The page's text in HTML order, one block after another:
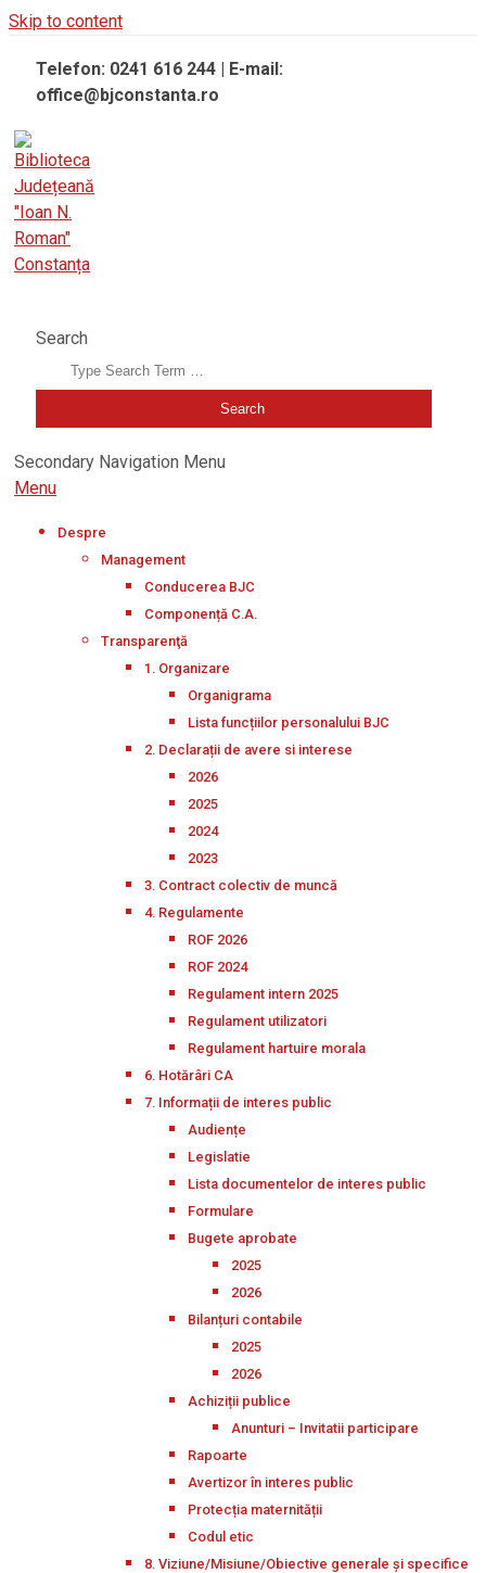
Skip to content
Telefon: 0241 616 244 | E-mail:
office@bjconstanta.ro
Search
Secondary Navigation Menu
Menu
Despre
Management
Conducerea BJC
Componență C.A.
Transparenţă
1. Organizare
Organigrama
Lista funcțiilor personalului BJC
2. Declarații de avere si interese
2026
2025
2024
2023
3. Contract colectiv de muncă
4. Regulamente
ROF 2026
ROF 2024
Regulament intern 2025
Regulament utilizatori
Regulament hartuire morala
6. Hotărâri CA
7. Informații de interes public
Audiențe
Legislatie
Lista documentelor de interes public
Formulare
Bugete aprobate
2025
2026
Bilanțuri contabile
2025
2026
Achiziții publice
Anunturi – Invitatii participare
Rapoarte
Avertizor în interes public
Protecția maternității
Codul etic
8. Viziune/Misiune/Obiective generale și specifice